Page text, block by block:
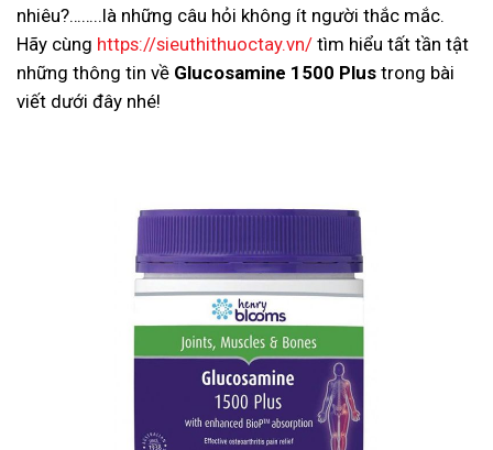
nhiêu?……..là những câu hỏi không ít người thắc mắc.
Hãy cùng https://sieuthithuoctay.vn/ tìm hiểu tất tần tật
những thông tin về Glucosamine 1500 Plus trong bài
viết dưới đây nhé!